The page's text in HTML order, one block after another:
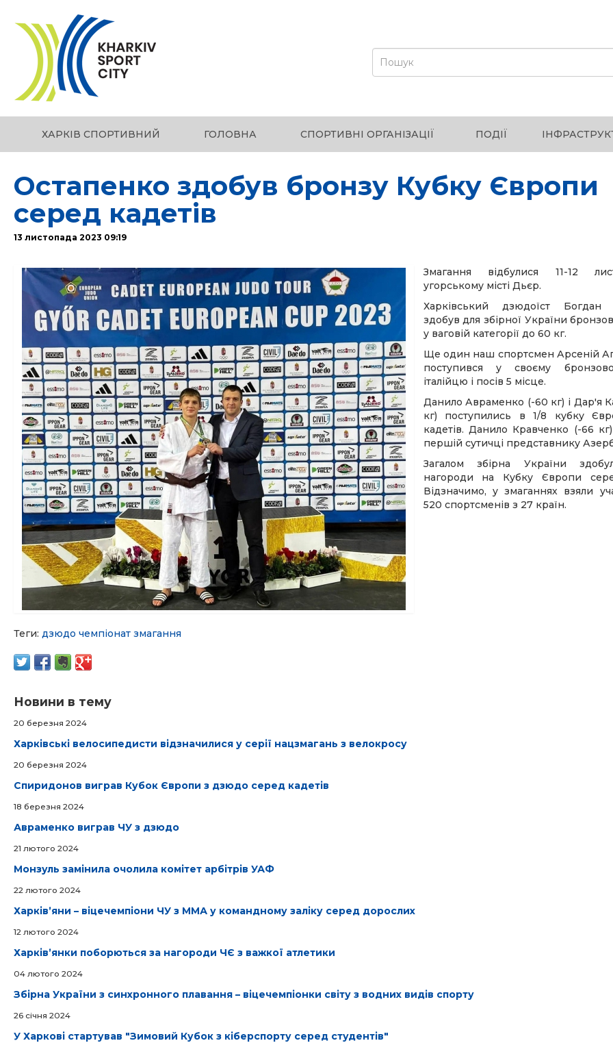
ХАРКІВ СПОРТИВНИЙ ГОЛОВНА СПОРТИВНІ ОРГАНІЗАЦІЇ ПОДІЇ
Остапенко здобув бронзу Кубку Європи
серед кадетів
13 листопада 2023 09:19
Змагання відбулися 11-12
угорському місті Дьєр.
Харківський дзюдоїст Богдан
здобув для збірної України
у ваговій категорії до 60 кг.
Ще один наш спортсмен Арсеній
поступився у своєму
італійцю і посів 5 місце.
Данило Авраменко (-60 кг) і Дар'я
кг) поступились в 1/8 кубку
кадетів. Данило Кравченко (-66
першій сутичці представнику
Загалом збірна України
нагороди на Кубку Європи
Відзначимо, у змаганнях взяли
520 спортсменів з 27 країн.
Теги: дзюдо чемпіонат змагання
Новини в тему
20 березня 2024
Харківські велосипедисти відзначилися у серії нацзмагань з велокросу
20 березня 2024
Спиридонов виграв Кубок Європи з дзюдо серед кадетів
18 березня 2024
Авраменко виграв ЧУ з дзюдо
21 лютого 2024
Монзуль замінила очолила комітет арбітрів УАФ
22 лютого 2024
Харківʼяни – віцечемпіони ЧУ з ММА у командному заліку серед дорослих
12 лютого 2024
Харківʼянки поборються за нагороди ЧЄ з важкої атлетики
04 лютого 2024
Збірна України з синхронного плавання – віцечемпіонки світу з водних видів спорту
26 cічня 2024
У Харкові стартував "Зимовий Кубок з кіберспорту серед студентів"